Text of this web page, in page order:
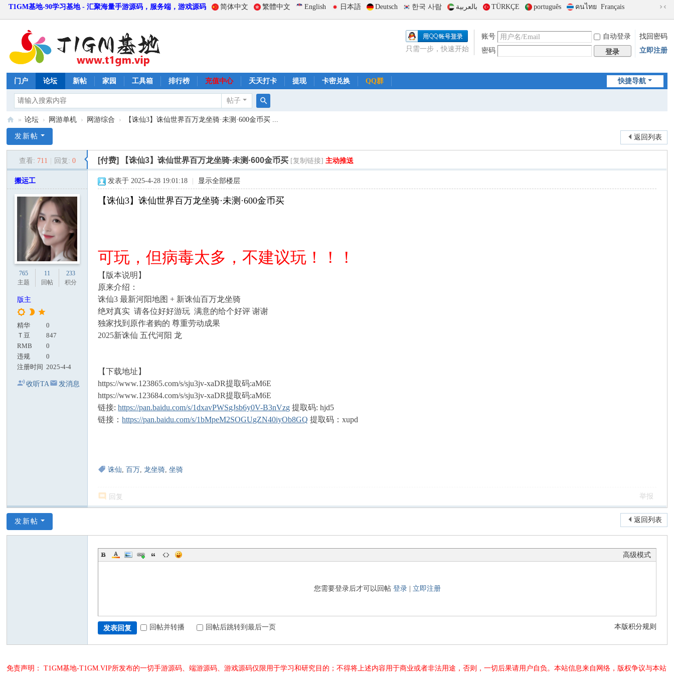
T1GM基地-90学习基地 - 汇聚海量手游源码，服务端，游戏源码 简体中文 繁體中文 English 日本語 Deutsch 한국 사람 بالعربية TÜRKÇE português คนไทย Français
到
版
账号 自动登录
找回密码
密码
登录 立即注册
只需一步，快速开始
快捷导航
门户 论坛 新帖 家园 工具箱 排行榜 充值中心 天天打卡 提现 卡密兑换 QQ群
帖子
搜
1
» 论坛 › 网游单机 › 网游综合 › 【诛仙3】诛仙世界百万龙坐骑·未测·600金币买 ...
返回列表
发新帖
查看: 711 回复: 0 [付费] 【诛仙3】诛仙世界百万龙坐骑·未测·600金币买 [复制链接] 主动推送
搬运工
765
主题
11
回帖
233
积分
版主
精华
0
Ｔ豆
847
RMB
0
违规
0
注册时间 2025-4-4
收听TA 发消息
发表于 2025-4-28 19:01:18 显示全部楼层
【诛仙3】诛仙世界百万龙坐骑·未测·600金币买
可玩，但病毒太多，不建议玩！！！
【版本说明】
原来介绍：
诛仙3 最新河阳地图 + 新诛仙百万龙坐骑
绝对真实 请各位好好游玩 满意的给个好评 谢谢
独家找到原作者购的 尊重劳动成果
2025新诛仙 五代河阳 龙
【下载地址】
https://www.123865.com/s/sju3jv-xaDR提取码:aM6E
https://www.123684.com/s/sju3jv-xaDR提取码:aM6E
链接:https://pan.baidu.com/s/1dxavPWSgJsb6y0V-B3nVzg 提取码: hjd5
链接：https://pan.baidu.com/s/1bMpeM2SOGUgZN40iyOb8GQ 提取码：xupd
诛仙,百万,龙坐骑,坐骑
回复 举报
返回列表
发新帖
高级模式
您需要登录后才可以回帖 登录| 立即注册
本版积分规则
发表回复 回帖并转播 回帖后跳转到最后一页
免责声明： T1GM基地-T1GM.VIP所发布的一切手游源码、端游源码、游戏源码仅限用于学习和研究目的；不得将上述内容用于商业或者非法用途，否则，一切后果请用户自负。本站信息来自网络，版权争议与本站